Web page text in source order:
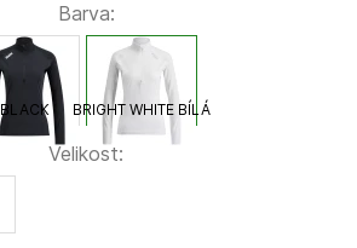
Barva:
BLACK BRIGHT WHITE BÍLÁ
Velikost: